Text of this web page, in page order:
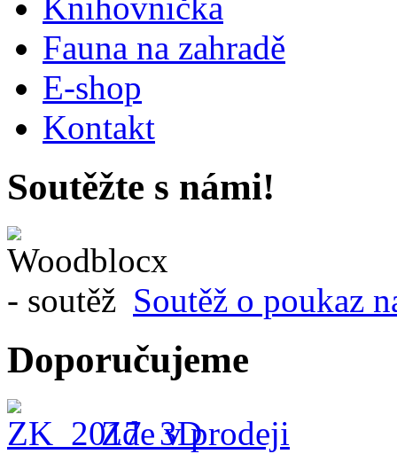
Knihovnička
Fauna na zahradě
E-shop
Kontakt
Soutěžte s námi!
Soutěž o poukaz
Doporučujeme
Zde v prodeji